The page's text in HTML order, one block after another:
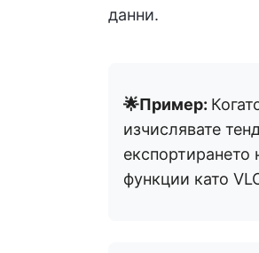
данни.
🌟Пример:
изчислявате
функции като